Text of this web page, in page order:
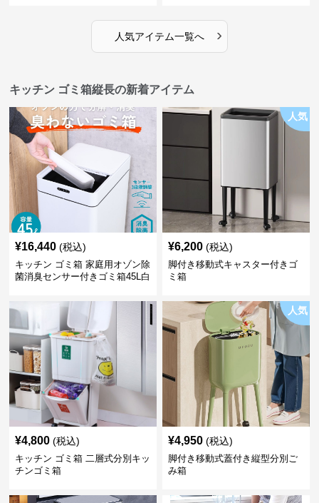
人気アイテム一覧へ ›
キッチン ゴミ箱縦長の新着アイテム
¥16,440 (税込)
キッチン ゴミ箱 家庭用オゾン除
菌消臭センサー付きゴミ箱45L白
人気
¥6,200 (税込)
脚付き移動式キャスター付きゴ
ミ箱
¥4,800 (税込)
キッチン ゴミ箱 二層式分別キッ
チンゴミ箱
人気
¥4,950 (税込)
脚付き移動式蓋付き縦型分別ご
み箱